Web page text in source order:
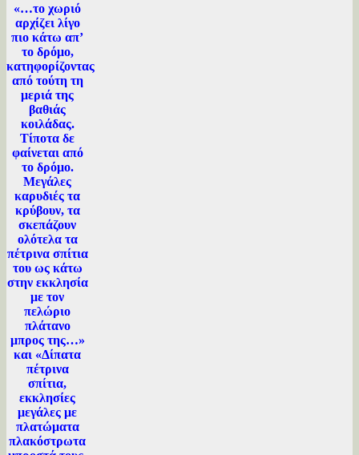
«…το χωριό
αρχίζει λίγο
πιο κάτω απ’
το δρόμο,
κατηφορίζοντας
από τούτη τη
μεριά της
βαθιάς
κοιλάδας.
Τίποτα δε
φαίνεται από
το δρόμο.
Μεγάλες
καρυδιές τα
κρύβουν, τα
σκεπάζουν
ολότελα τα
πέτρινα σπίτια
του ως κάτω
στην εκκλησία
με τον
πελώριο
πλάτανο
μπρος της…»
και «Δίπατα
πέτρινα
σπίτια,
εκκλησίες
μεγάλες με
πλατώματα
πλακόστρωτα